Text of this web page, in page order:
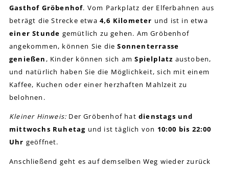
Gasthof Gröbenhof. Vom Parkplatz der Elferbahnen aus
beträgt die Strecke etwa4,6 Kilometer und ist in etwa
einer Stunde gemütlich zu gehen. Am Gröbenhof
angekommen, können Sie dieSonnenterrasse
genießen, Kinder können sich amSpielplatz austoben,
und natürlich haben Sie die Möglichkeit, sich mit einem
Kaffee, Kuchen oder einer herzhaften Mahlzeit zu
belohnen.
Kleiner Hinweis: Der Gröbenhof hatdienstags und
mittwochs Ruhetag und ist täglich von 10:00 bis 22:00
Uhr geöffnet.
Anschließend geht es auf demselben Weg wieder zurück